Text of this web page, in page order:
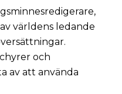
världens ledande
och
av att använda